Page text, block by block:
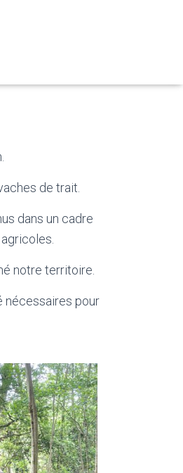
de trait.
dans un cadre
notre territoire.
nécessaires pour